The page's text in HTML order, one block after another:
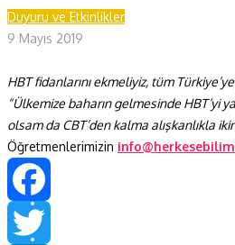
Dergi Sayıları
Fizik ve Uzay
Duyuru ve Etkinlikler
9 Mayıs 2019
HBT fidanlarını ekmeliyiz, tüm Türkiye’ye
“Ülkemize baharın gelmesinde HBT’yi
olsam da CBT’den kalma alışkanlıkla
Öğretmenlerimizin
Facebook